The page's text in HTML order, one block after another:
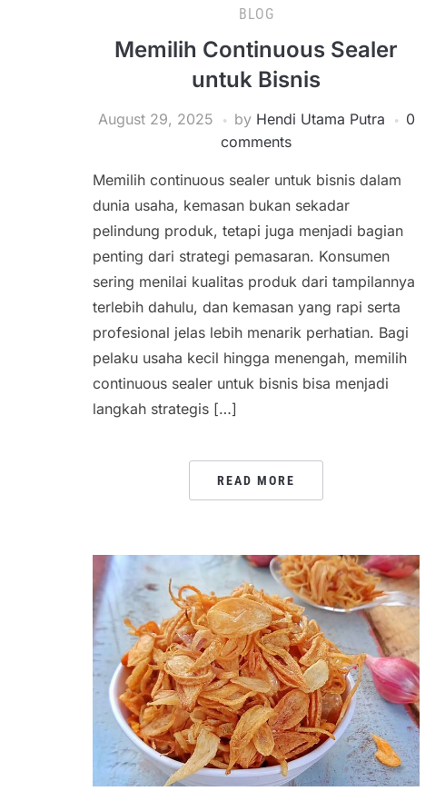
BLOG
Memilih Continuous Sealer
untuk Bisnis
August 29, 2025 by Hendi Utama Putra
0
comments
Memilih continuous sealer untuk bisnis dalam
dunia usaha, kemasan bukan sekadar
pelindung produk, tetapi juga menjadi bagian
penting dari strategi pemasaran. Konsumen
sering menilai kualitas produk dari tampilannya
terlebih dahulu, dan kemasan yang rapi serta
profesional jelas lebih menarik perhatian. Bagi
pelaku usaha kecil hingga menengah, memilih
continuous sealer untuk bisnis bisa menjadi
langkah strategis […]
READ MORE